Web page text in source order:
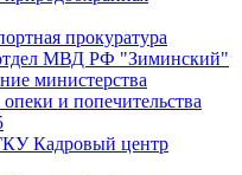
прокуратура
МВД РФ "Зиминский"
министерства
и попечительства
Кадровый центр